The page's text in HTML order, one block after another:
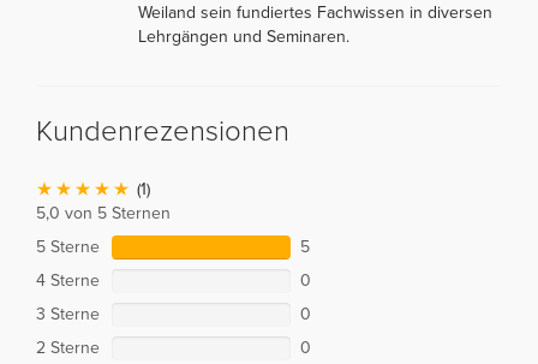
Weiland sein fundiertes Fachwissen in diversen
Lehrgängen und Seminaren.
Kundenrezensionen
(1)
5,0 von 5 Sternen
5 Sterne
5
4 Sterne
0
3 Sterne
0
2 Sterne
0